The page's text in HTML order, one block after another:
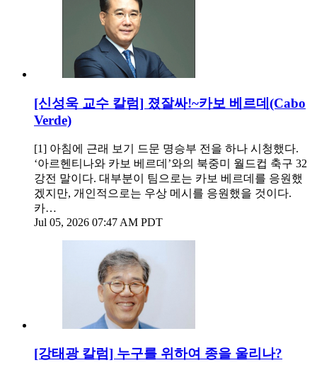
[신성욱 교수 칼럼] 졌잘싸!~카보 베르데(Cabo
Verde)
[1] 아침에 근래 보기 드문 명승부 전을 하나 시청했다.
‘아르헨티나와 카보 베르데’와의 북중미 월드컵 축구 32
강전 말이다. 대부분이 팀으로는 카보 베르데를 응원했
겠지만, 개인적으로는 우상 메시를 응원했을 것이다.
카…
Jul 05, 2026 07:47 AM PDT
[강태광 칼럼] 누구를 위하여 종을 울리나?